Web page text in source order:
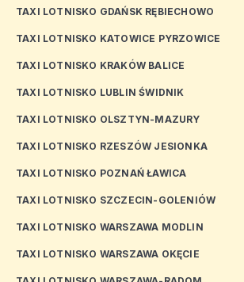
TAXI LOTNISKO GDAŃSK RĘBIECHOWO
TAXI LOTNISKO KATOWICE PYRZOWICE
TAXI LOTNISKO KRAKÓW BALICE
TAXI LOTNISKO LUBLIN ŚWIDNIK
TAXI LOTNISKO OLSZTYN-MAZURY
TAXI LOTNISKO RZESZÓW JESIONKA
TAXI LOTNISKO POZNAŃ ŁAWICA
TAXI LOTNISKO SZCZECIN-GOLENIÓW
TAXI LOTNISKO WARSZAWA MODLIN
TAXI LOTNISKO WARSZAWA OKĘCIE